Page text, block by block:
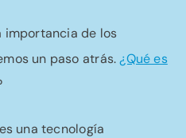
importancia de los
un paso atrás.¿Qué es
una tecnología